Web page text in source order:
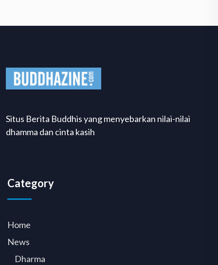
Situs Berita Buddhis yang menyebarkan nilai-nilai
dhamma dan cinta kasih
Category
Home
News
Dharma